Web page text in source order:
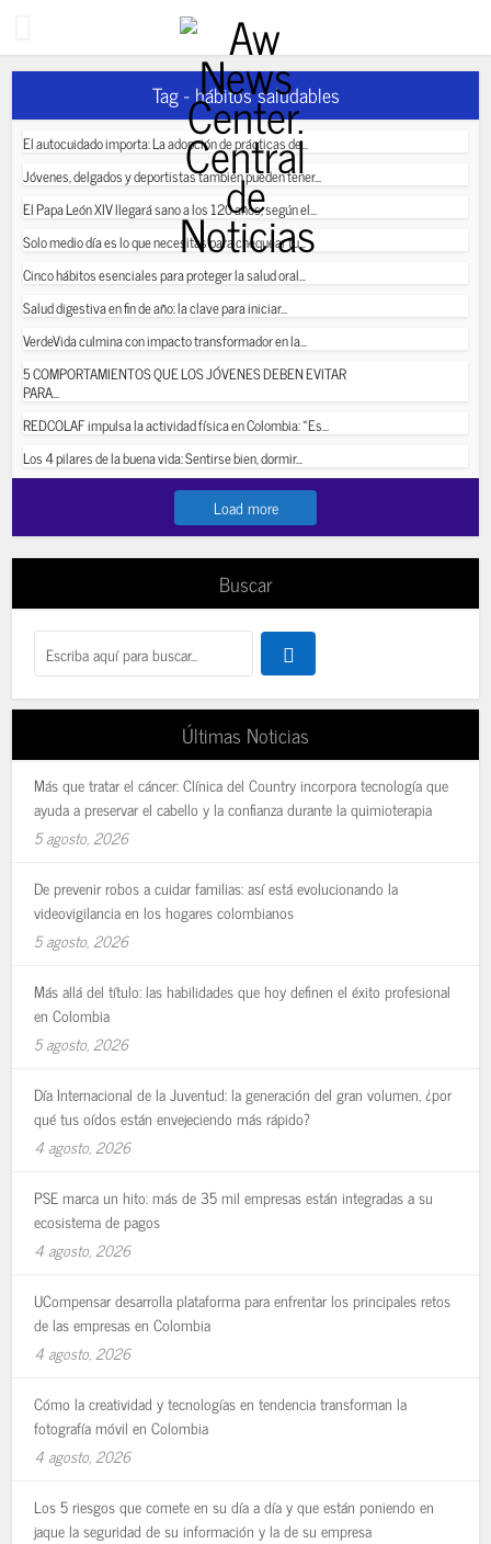
Tag - hábitos saludables
El autocuidado importa: La adopción de prácticas de...
Jóvenes, delgados y deportistas también pueden tener...
El Papa León XIV llegará sano a los 120 años, según el...
Solo medio día es lo que necesitas para chequear tu...
Cinco hábitos esenciales para proteger la salud oral...
Salud digestiva en fin de año: la clave para iniciar...
VerdeVida culmina con impacto transformador en la...
5 COMPORTAMIENTOS QUE LOS JÓVENES DEBEN EVITAR
PARA...
REDCOLAF impulsa la actividad física en Colombia: «Es...
Los 4 pilares de la buena vida: Sentirse bien, dormir...
Load more
Buscar
Últimas Noticias
Más que tratar el cáncer: Clínica del Country incorpora tecnología que
ayuda a preservar el cabello y la confianza durante la quimioterapia
5 agosto, 2026
De prevenir robos a cuidar familias: así está evolucionando la
videovigilancia en los hogares colombianos
5 agosto, 2026
Más allá del título: las habilidades que hoy definen el éxito profesional
en Colombia
5 agosto, 2026
Día Internacional de la Juventud: la generación del gran volumen, ¿por
qué tus oídos están envejeciendo más rápido?
4 agosto, 2026
PSE marca un hito: más de 35 mil empresas están integradas a su
ecosistema de pagos
4 agosto, 2026
UCompensar desarrolla plataforma para enfrentar los principales retos
de las empresas en Colombia
4 agosto, 2026
Cómo la creatividad y tecnologías en tendencia transforman la
fotografía móvil en Colombia
4 agosto, 2026
Los 5 riesgos que comete en su día a día y que están poniendo en
jaque la seguridad de su información y la de su empresa